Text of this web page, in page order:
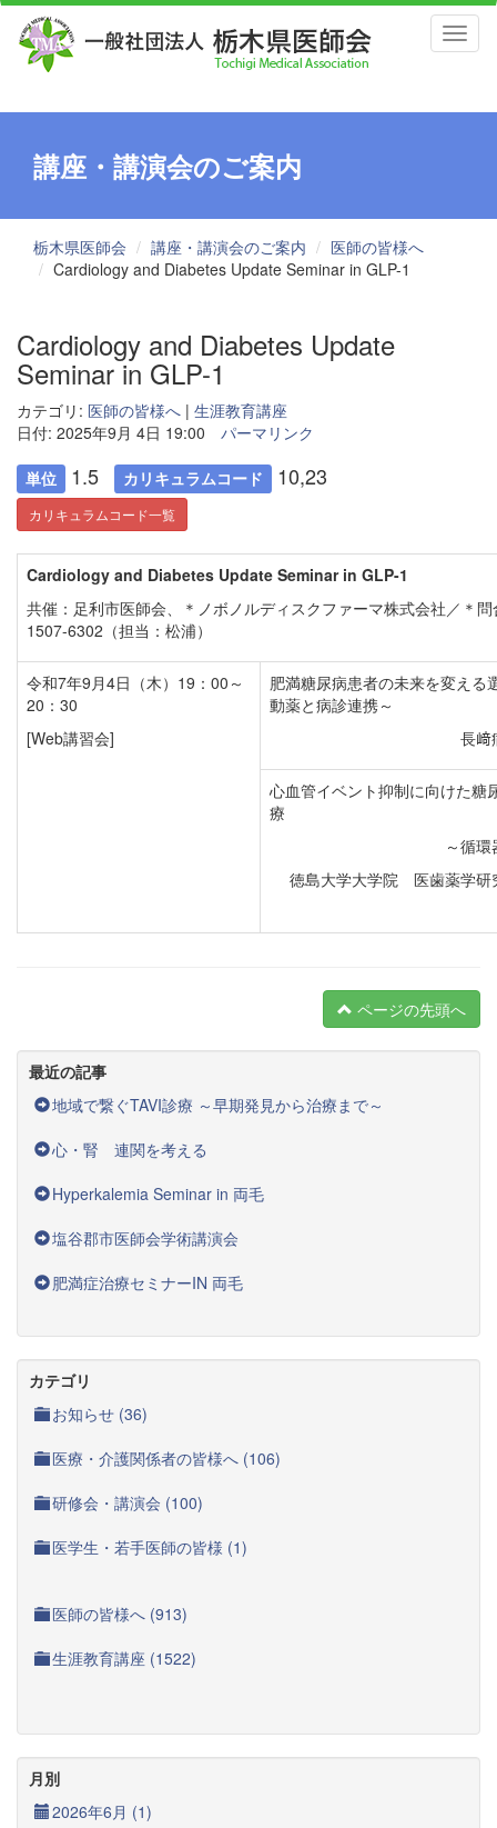
講座・講演会のご案内
栃木県医師会 講座・講演会のご案内
医師の皆様へ
Cardiology and Diabetes Update Seminar in GLP-1
Cardiology and Diabetes Update
Seminar in GLP-1
カテゴリ: 医師の皆様へ | 生涯教育講座
日付: 2025年9月 4日 19:00
パーマリンク
単位 1.5 カリキュラムコード 10,23
カリキュラムコード一覧
Cardiology and Diabetes Update Seminar in GLP-1
共催：足利市医師会、＊ノボノルディスクファーマ株式会社／＊
1507-6302（担当：松浦）
令和7年9月4日（木）19：00～
20：30
[Web講習会]
肥満糖尿病患者の未来を変える
動薬と病診連携～
長
心血管イベント抑制に向けた糖
療
～循
徳島大学大学院 医歯薬学
ページの先頭へ
最近の記事
地域で繋ぐTAVI診療 ～早期発見から治療まで～
心・腎 連関を考える
Hyperkalemia Seminar in 両毛
塩谷郡市医師会学術講演会
肥満症治療セミナーIN 両毛
カテゴリ
お知らせ (36)
医療・介護関係者の皆様へ (106)
研修会・講演会 (100)
医学生・若手医師の皆様 (1)
医師の皆様へ (913)
生涯教育講座 (1522)
月別
2026年6月 (1)